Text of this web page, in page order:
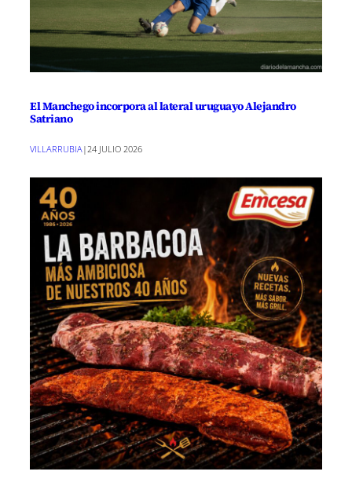
El Manchego incorpora al lateral uruguayo Alejandro
Satriano
VILLARRUBIA | 24 JULIO 2026